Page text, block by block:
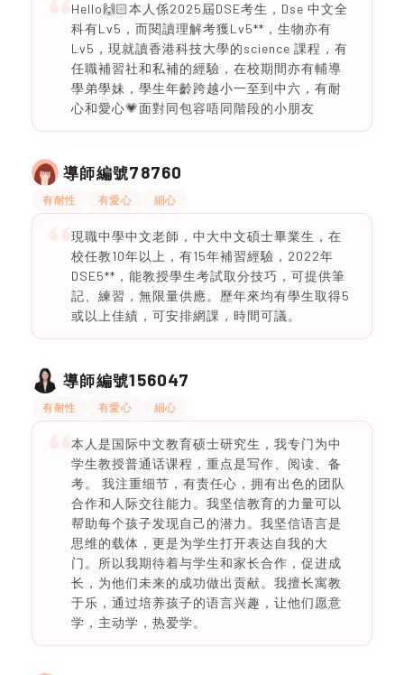
Hello🙌🏻本人係2025屆DSE考生，Dse 中文全
科有Lv5，而閱讀理解考獲Lv5**，生物亦有
Lv5，現就讀香港科技大學的science 課程，有
任職補習社和私補的經驗，在校期間亦有輔導
學弟學妹，學生年齡跨越小一至到中六，有耐
心和愛心💗面對同包容唔同階段的小朋友
導師編號78760
有耐性 有愛心 細心
現職中學中文老師，中大中文碩士畢業生，在
校任教10年以上，有15年補習經驗，2022年
DSE5**，能教授學生考試取分技巧，可提供筆
記、練習，無限量供應。歷年來均有學生取得5
或以上佳績，可安排網課，時間可議。
導師編號156047
有耐性 有愛心 細心
本人是国际中文教育硕士研究生，我专门为中
学生教授普通话课程，重点是写作、阅读、备
考。 我注重细节，有责任心，拥有出色的团队
合作和人际交往能力。我坚信教育的力量可以
帮助每个孩子发现自己的潜力。我坚信语言是
思维的载体，更是为学生打开表达自我的大
门。所以我期待着与学生和家长合作，促进成
长，为他们未来的成功做出贡献。我擅长寓教
于乐，通过培养孩子的语言兴趣，让他们愿意
学，主动学，热爱学。